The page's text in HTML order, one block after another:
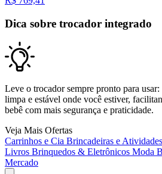
Dica sobre trocador integrado
Leve o trocador sempre pronto para
limpa e estável onde você estiver,
bebê com mais segurança e praticidade.
Veja Mais Ofertas
Carrinhos e Cia Brincadeiras e Atividades
Livros Brinquedos & Eletrônicos Moda
Mercado